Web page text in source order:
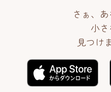
さぁ、
小
見つけ